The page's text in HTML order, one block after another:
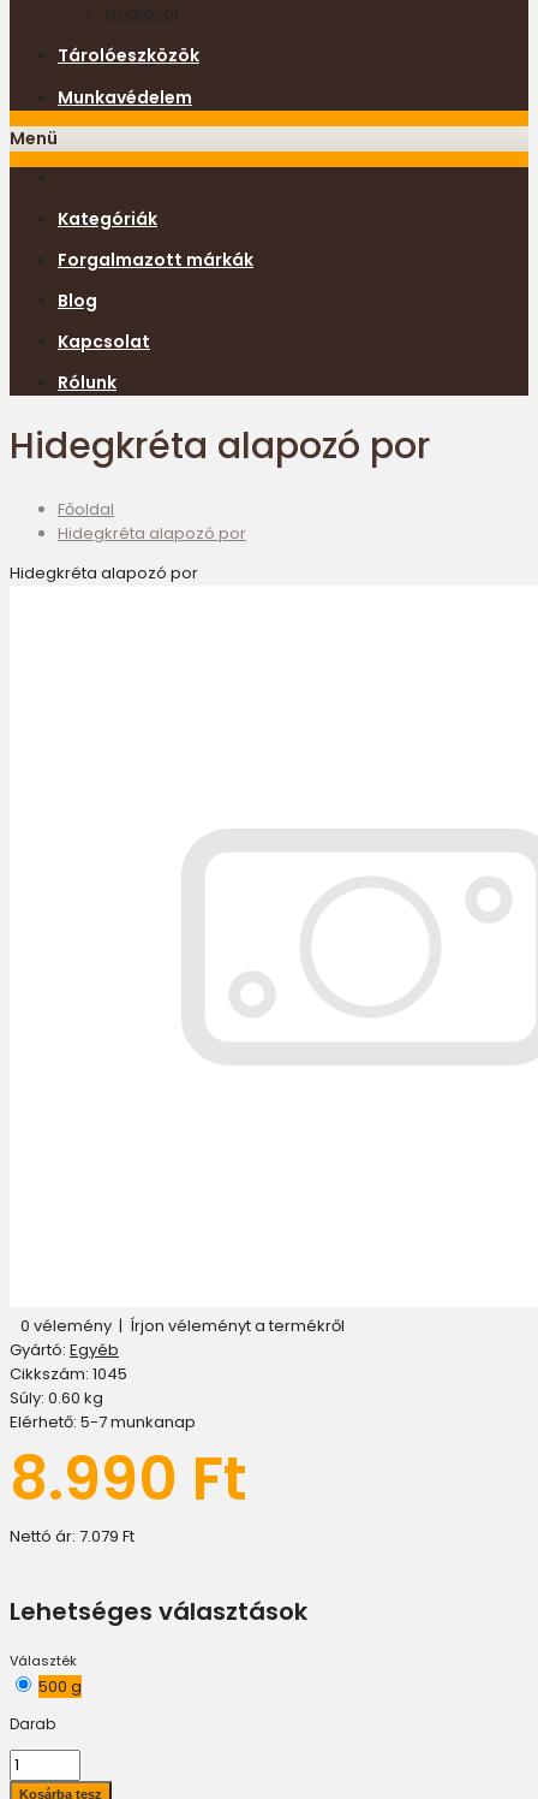
Tárolóeszközök
Munkavédelem
Menü
Kategóriák
Forgalmazott márkák
Blog
Kapcsolat
Rólunk
Hidegkréta alapozó por
Főoldal
Hidegkréta alapozó por
Hidegkréta alapozó por
0 vélemény | Írjon véleményt a termékről
Gyártó: Egyéb
Cikkszám: 1045
Súly: 0.60 kg
Elérhető: 5-7 munkanap
8.990 Ft
Nettó ár: 7.079 Ft
Lehetséges választások
Választék
500 g
Darab